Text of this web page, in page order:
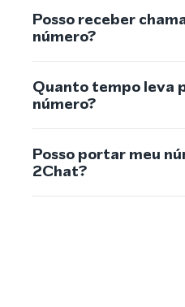
Posso receber
número?
Quanto tempo leva
número?
Posso portar meu
2Chat?